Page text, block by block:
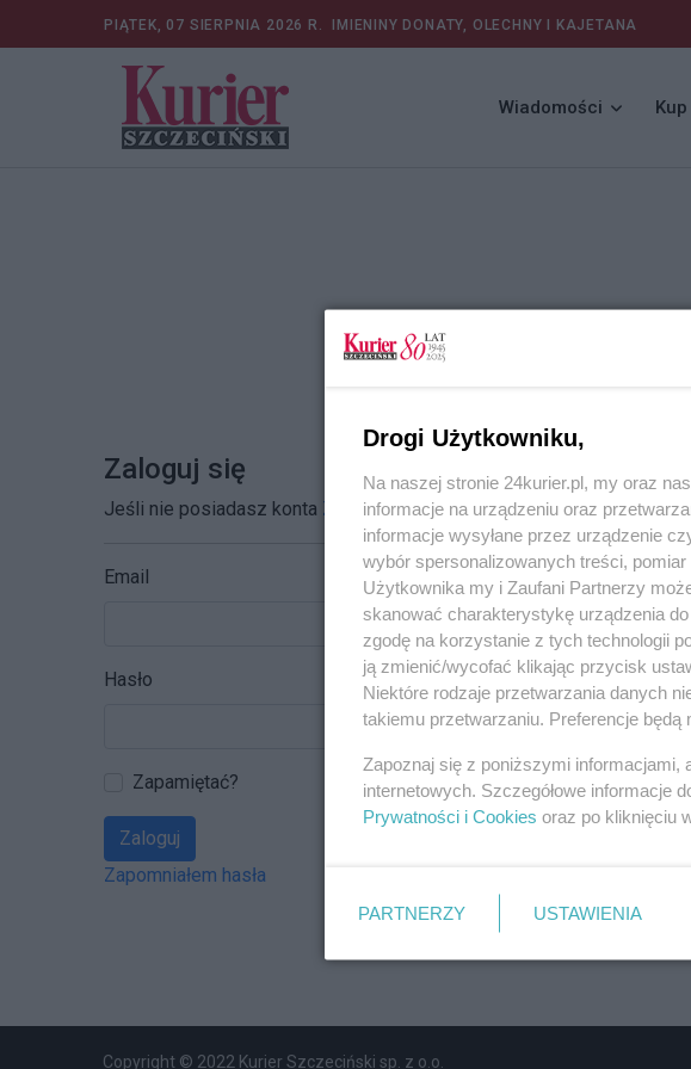
PIĄTEK, 07 SIERPNIA 2026 R. IMIENINY DONATY, OLECHNY I KAJETANA
Wiadomości
Zaloguj się
Jeśli nie posiadasz konta Zarejestruj się
Email
Hasło
Zapamiętać?
Zaloguj
Zapomniałem hasła
Copyright © 2022 Kurier Szczeciński sp. z o.o.
Drogi Użytkowniku,
Na naszej stronie 24kurier.pl, my oraz
informacje na urządzeniu oraz
informacje wysyłane przez urządzenie
wybór spersonalizowanych treści,
Użytkownika my i Zaufani Partnerzy
skanować charakterystykę urządzenia
zgodę na korzystanie z tych technologii
ją zmienić/wycofać klikając przycisk
Niektóre rodzaje przetwarzania danych
takiemu przetwarzaniu. Preferencje będą
Zapoznaj się z poniższymi
internetowych. Szczegółowe informacje
Prywatności i Cookies oraz po kliknięciu
PARTNERZY USTAWIENIA